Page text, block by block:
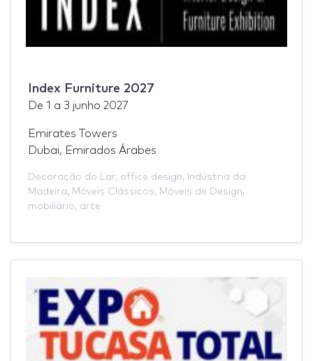
Index Furniture 2027
De 1 a 3 junho 2027
Emirates Towers
Dubai, Emirados Árabes
Decoração do Lar, office design,
Indústria da
Madeira, Móveis Clássicos, Móveis de Design,
mobiliário, arte